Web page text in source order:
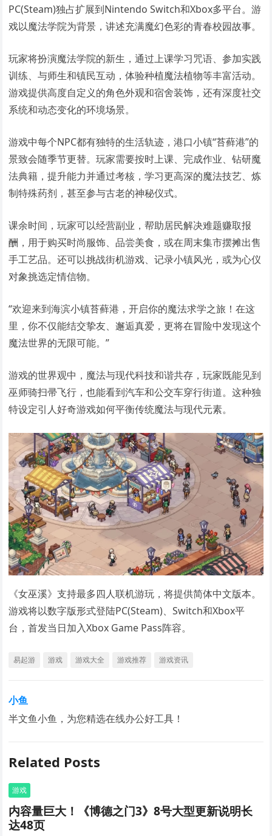
PC(Steam)独占扩展到Nintendo Switch和Xbox多平台。游
戏以魔法学院为背景，讲述充满魔幻色彩的青春校园故事。
玩家将扮演魔法学院的新生，通过上课学习咒语、参加实践
训练、与师生和镇民互动，体验种植魔法植物等丰富活动。
游戏提供高度自定义的角色外观和宿舍装饰，还有深度社交
系统和动态变化的环境场景。
游戏中每个NPC都有独特的生活轨迹，港口小镇“苔藓港”的
景致会随季节更替。玩家需要按时上课、完成作业、钻研魔
法典籍，提升能力并通过考核，学习更高深的魔法技艺、炼
制特殊药剂，甚至参与古老的神秘仪式。
课余时间，玩家可以经营副业，帮助居民解决难题赚取报
酬，用于购买时尚服饰、品尝美食，或在周末集市摆摊出售
手工艺品。还可以挑战街机游戏、记录小镇风光，或为心仪
对象挑选定情信物。
“欢迎来到海滨小镇苔藓港，开启你的魔法求学之旅！在这
里，你不仅能结交挚友、邂逅真爱，更将在冒险中发现这个
魔法世界的无限可能。”
游戏的世界观中，魔法与现代科技和谐共存，玩家既能见到
巫师骑扫帚飞行，也能看到汽车和公交车穿行街道。这种独
特设定引人好奇游戏如何平衡传统魔法与现代元素。
《女巫溪》支持最多四人联机游玩，将提供简体中文版本。
游戏将以数字版形式登陆PC(Steam)、Switch和Xbox平
台，首发当日加入Xbox Game Pass阵容。
易起游 游戏 游戏大全 游戏推荐 游戏资讯
小鱼
半文鱼小鱼，为您精选在线办公好工具！
Related Posts
游戏
内容量巨大！《博德之门3》8号大型更新说明长
达48页